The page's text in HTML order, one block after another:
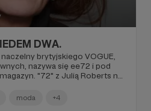
DWA.
naczelny brytyjskiego VOGUE,
nazywa się ee72 i pod
"72" z Julią Roberts na
się w Londynie uroczyste
Nichols na Knightsbridge (...)".
moda +4